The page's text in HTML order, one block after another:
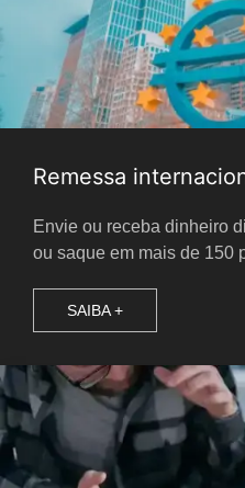
Remessa
Envie ou receba dinheiro
ou saque em mais de 150
SAIBA +